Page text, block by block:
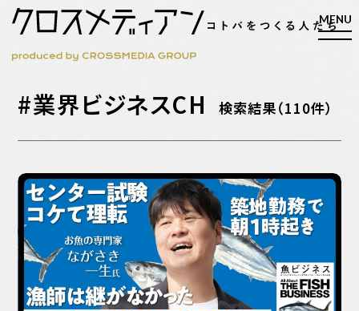
マガジン
新刊ができるまで
EVENT
MY WORK
編集4.0
#業界ビジネスCH 検索結果（110件）